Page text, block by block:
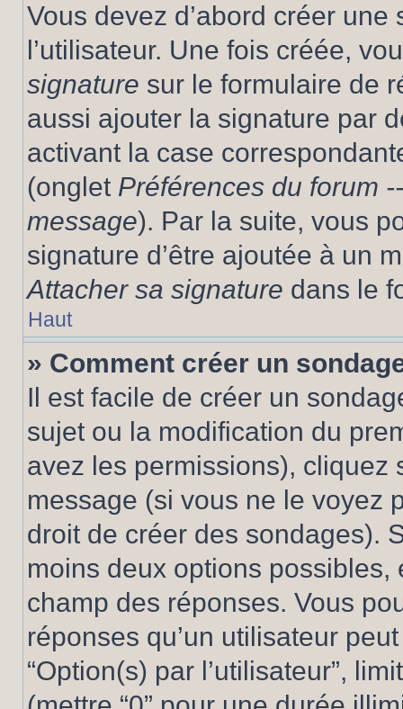
Vous devez d’abord créer
l’utilisateur. Une fois créée,
signature sur le formulaire de
aussi ajouter la signature par
activant la case
(onglet Préférences du forum
message). Par la suite, vous
signature d’être ajoutée à un
Attacher sa signature dans le
Haut
» Comment créer un
Il est facile de créer un
sujet ou la modification du
avez les permissions), cliquez
message (si vous ne le voyez
droit de créer des sondages).
moins deux options
champ des réponses. Vous
réponses qu’un utilisateur
“Option(s) par l’utilisateur”,